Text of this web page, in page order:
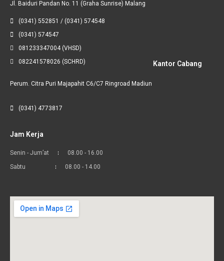
Jl. Baiduri Pandan No. 11 (Graha Sunrise) Malang
(0341) 552851 / (0341) 574548
(0341) 574547
081233347004 (VHSD)
082241578026 (SCHRD)
Kantor Cabang
Perum. Citra Puri Majapahit C6/C7 Ringroad Madiun
(0341) 4773817
Jam Kerja
Senin - Jum’at
08.00 - 16.00
Sabtu
08.00 - 14.00